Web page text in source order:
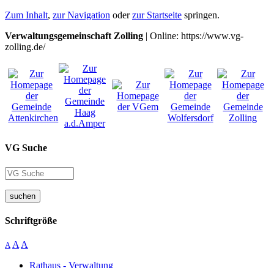
Zum Inhalt, zur Navigation oderzur Startseite springen.
Verwaltungsgemeinschaft Zolling | Online: https://www.vg-
zolling.de/
VG Suche
suchen
Schriftgröße
A A A
Rathaus - Verwaltung